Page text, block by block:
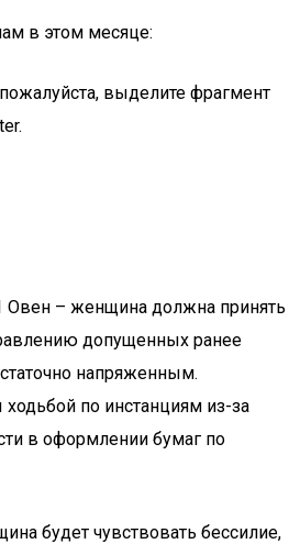
в этом месяце:
выделите фрагмент
Овен – женщина должна принять
допущенных ранее
напряженным.
по инстанциям из-за
в оформлении бумаг по
будет чувствовать бессилие,